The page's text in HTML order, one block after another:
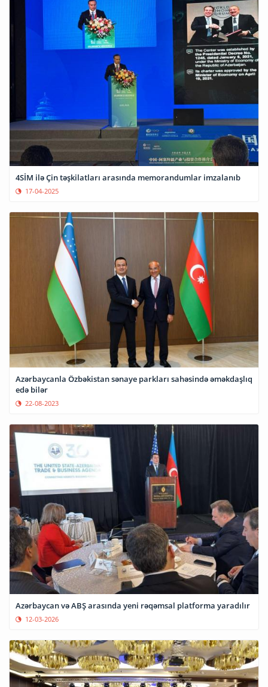
4SİM ilə Çin təşkilatları arasında memorandumlar imzalanıb
17-04-2025
Azərbaycanla Özbəkistan sənaye parkları sahəsində əməkdaşlıq
edə bilər
22-08-2023
Azərbaycan və ABŞ arasında yeni rəqəmsal platforma yaradılır
12-03-2026